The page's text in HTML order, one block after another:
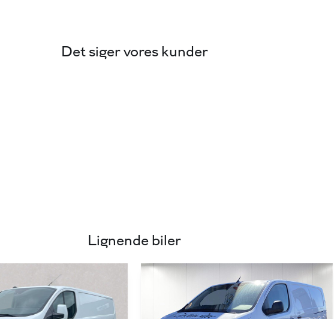
Det siger vores kunder
Lignende biler